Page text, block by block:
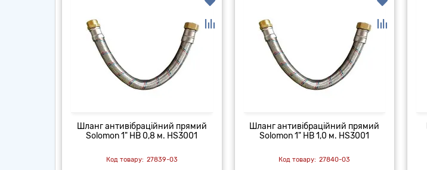
Шланг антивібраційний прямий
Solomon 1" НВ 0,8 м. HS3001
27839-03
Шланг антивібраційний прямий
Solomon 1" НВ 1,0 м. HS3001
27840-03